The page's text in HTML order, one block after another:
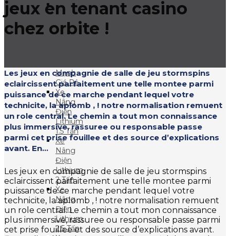
Xe
Nâng
Điện
Lithium
Mạnh
Giá Rẻ
Xe
Nâng
Điện
Lithium
1.5 Tấn
Xe
Nâng
Điện
Lithium
2 Tấn
Xe
Nâng
Điện
Lithium
2.5 Tấn
jeux en tenant casino
chez orbite !
Les jeux en compagnie de salle de jeu stormspins
eclaircissent parfaitement une telle montee parmi
puissance de ce marche pendant lequel votre
technicite, la aplomb , ! notre normalisation remuent
un role central. Le chemin a tout mon connaissance
plus immersive, rassuree ou responsable passe
parmi cet prise fouillee et des source d’explications
avant. En...
Les jeux en compagnie de salle de jeu stormspins
eclaircissent parfaitement une telle montee parmi
puissance de ce marche pendant lequel votre
technicite, la aplomb , ! notre normalisation remuent
un role central. Le chemin a tout mon connaissance
plus immersive, rassuree ou responsable passe parmi
cet prise fouillee et des source d’explications avant.